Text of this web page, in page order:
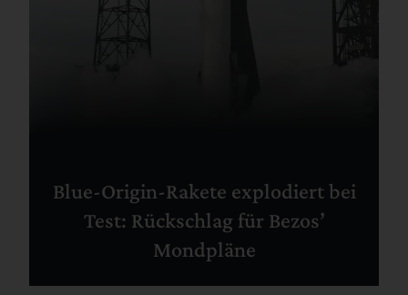
Blue-Origin-Rakete explodiert bei
Test: Rückschlag für Bezos’
Mondpläne